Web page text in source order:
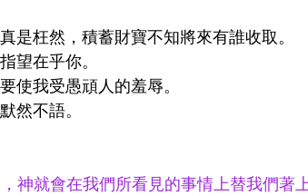
是枉然，積蓄財寶不知將來有誰收取。
望在乎你。
使我受愚頑人的羞辱。
然不語。
神就會在我們所看見的事情上替我們著